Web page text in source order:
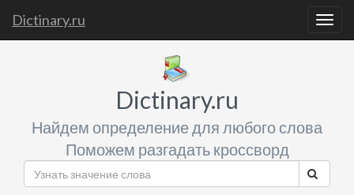
Dictinary.ru
Dictinary.ru
Найдем определение для любого слова
Поможем разгадать кроссворд